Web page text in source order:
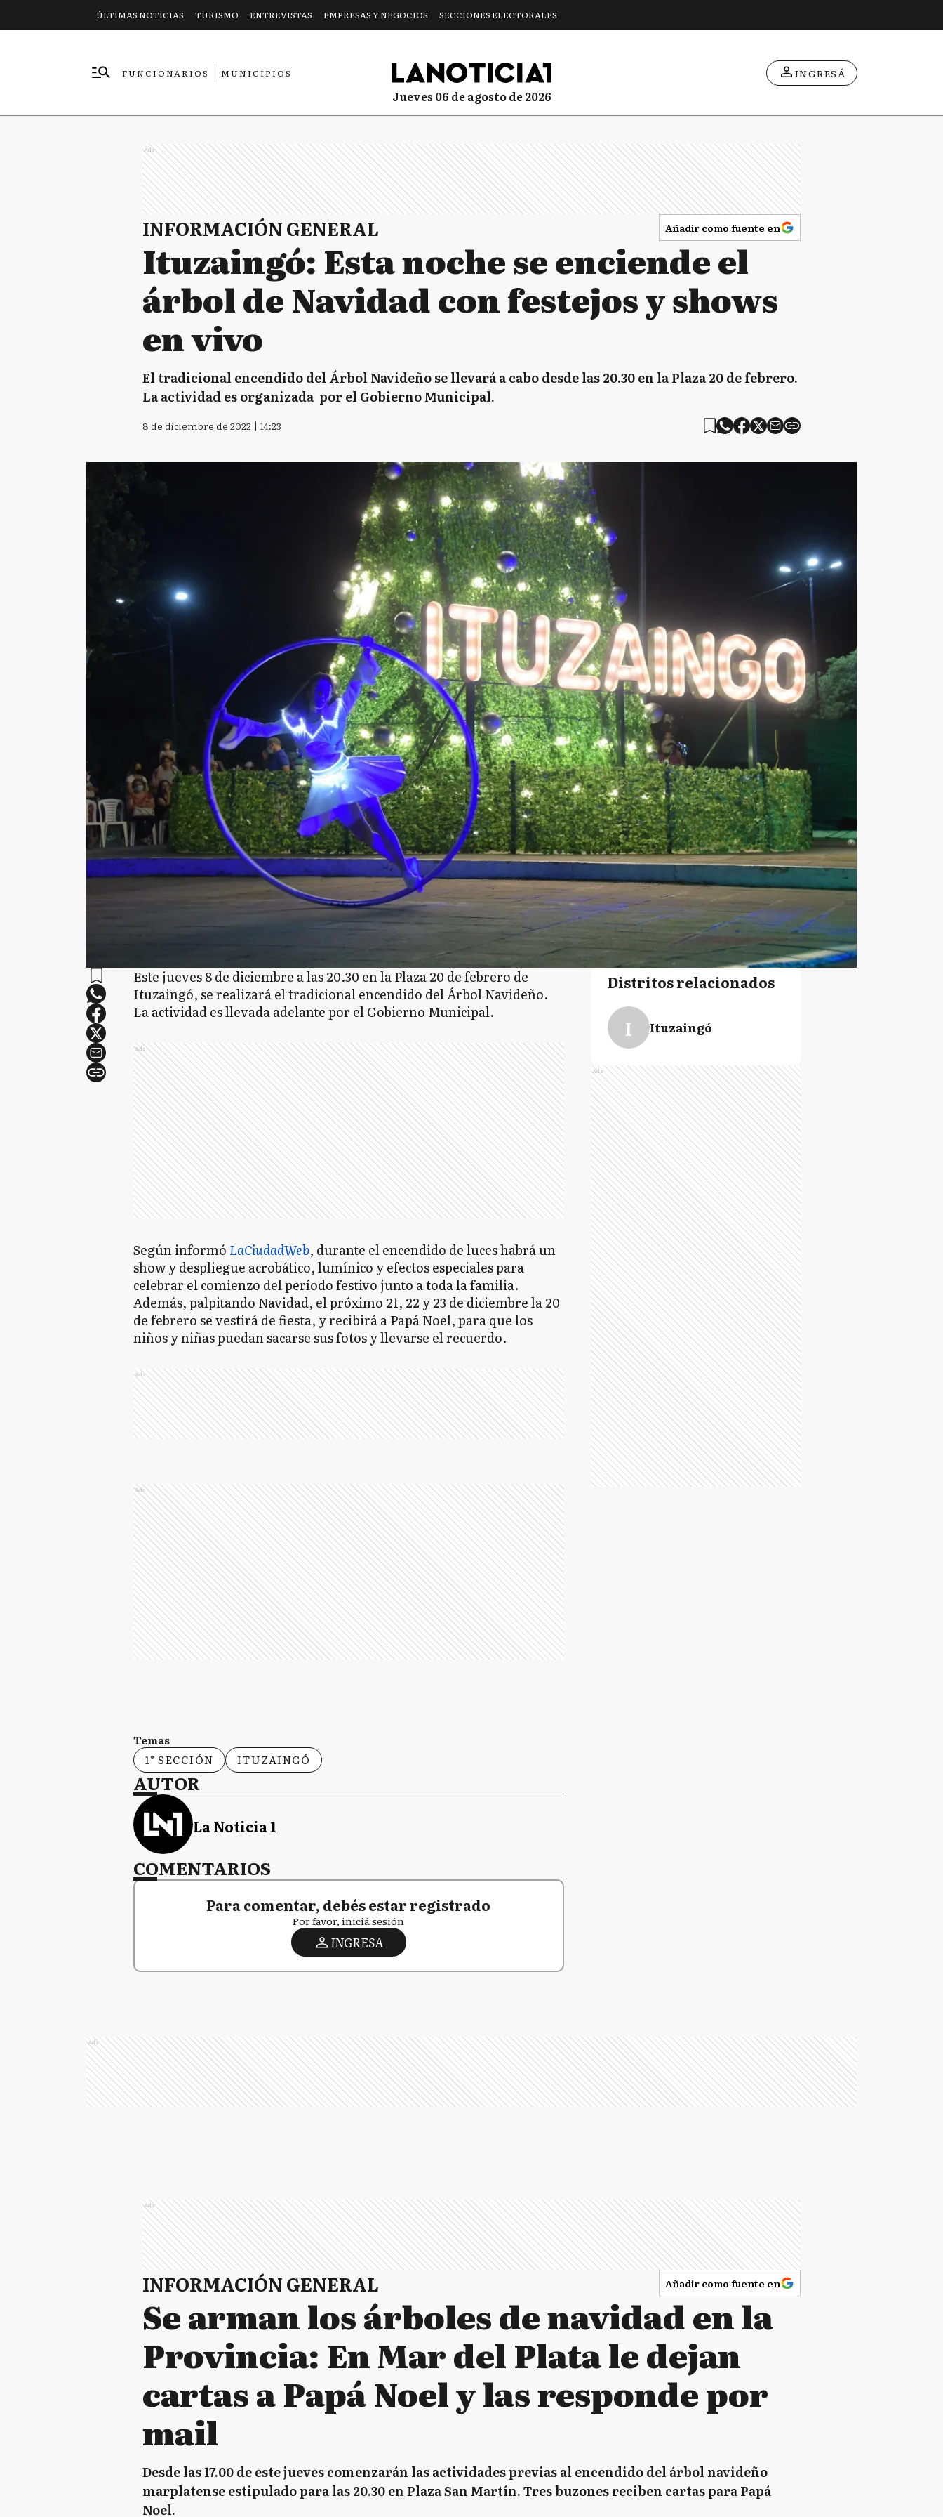
ÚLTIMAS NOTICIAS TURISMO ENTREVISTAS EMPRESAS Y NEGOCIOS SECCIONES ELECTORALES
FUNCIONARIOS
MUNICIPIOS
jueves 06 de agosto de 2026
INGRESÁ
Ads
INFORMACIÓN GENERAL Añadir como fuente en
Ituzaingó: Esta noche se enciende el
árbol de Navidad con festejos y shows
en vivo
El tradicional encendido del Árbol Navideño se llevará a cabo desde las 20.30 en la Plaza 20 de febrero.
La actividad es organizada por el Gobierno Municipal.
8 de diciembre de 2022 | 14:23
Este jueves 8 de diciembre a las 20.30 en la Plaza 20 de febrero de
Ituzaingó, se realizará el tradicional encendido del Árbol Navideño.
La actividad es llevada adelante por el Gobierno Municipal.
Ads
Según informó LaCiudadWeb, durante el encendido de luces habrá un
show y despliegue acrobático, lumínico y efectos especiales para
celebrar el comienzo del período festivo junto a toda la familia.
Además, palpitando Navidad, el próximo 21, 22 y 23 de diciembre la 20
de febrero se vestirá de fiesta, y recibirá a Papá Noel, para que los
niños y niñas puedan sacarse sus fotos y llevarse el recuerdo.
Ads
Ads
Temas
1° SECCIÓN
ITUZAINGÓ
AUTOR
La Noticia 1
COMENTARIOS
Para comentar, debés estar registrado
Por favor, iniciá sesión
INGRESA
Distritos relacionados
I Ituzaingó
Ads
Ads
Ads
INFORMACIÓN GENERAL Añadir como fuente en
Se arman los árboles de navidad en la
Provincia: En Mar del Plata le dejan
cartas a Papá Noel y las responde por
mail
Desde las 17.00 de este jueves comenzarán las actividades previas al encendido del árbol navideño
marplatense estipulado para las 20.30 en Plaza San Martín. Tres buzones reciben cartas para Papá
Noel.